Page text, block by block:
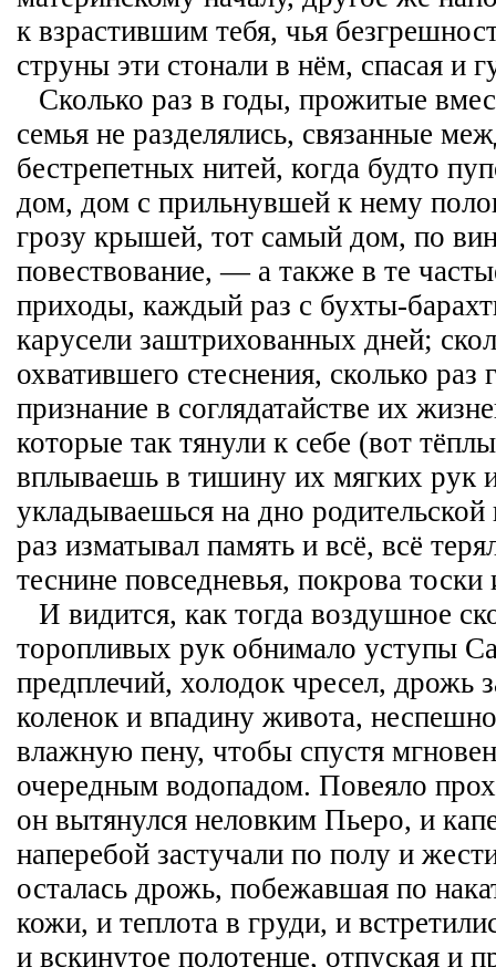
к взрастившим тебя, чья
струны эти стонали в нём, спасая и
Сколько раз в годы, прожитые
семья не разделялись, связанные
бестрепетных нитей, когда будто
дом, дом с прильнувшей к нему
грозу крышей, тот самый дом, по
повествование, — а также в те
приходы, каждый раз с бухты-
карусели заштрихованных дней;
охватившего стеснения, сколько раз
признание в соглядатайстве их
которые так тянули к себе (вот
вплываешь в тишину их мягких рук
укладываешься на дно родительской
раз изматывал память и всё, всё
теснине повседневья, покрова тоски
И видится, как тогда воздушное
торопливых рук обнимало уступы
предплечий, холодок чресел, дрожь
коленок и впадину живота,
влажную пену, чтобы спустя
очередным водопадом. Повеяло
он вытянулся неловким Пьеро, и
наперебой застучали по полу и
осталась дрожь, побежавшая по
кожи, и теплота в груди, и
и вскинутое полотенце, отпуская и